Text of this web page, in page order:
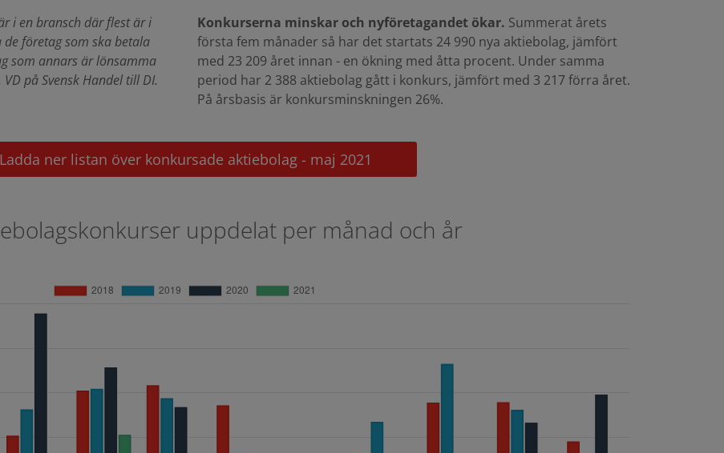
i en bransch där flest är i
företag som ska betala
som annars är lönsamma
på Svensk Handel till DI.
Konkurserna minskar och nyföretagandet ökar. Summerat årets
första fem månader så har det startats 24 990 nya aktiebolag, jämfört
med 23 209 året innan - en ökning med åtta procent. Under samma
period har 2 388 aktiebolag gått i konkurs, jämfört med 3 217 förra året.
På årsbasis är konkursminskningen 26%.
Ladda ner listan över konkursade aktiebolag - maj 2021
uppdelat per månad och år